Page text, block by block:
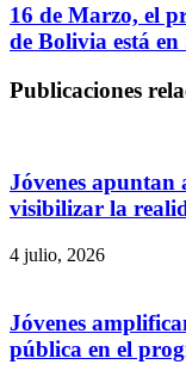
16 de Marzo, el
de Bolivia está
Publicaciones
Jóvenes apuntan
visibilizar la
4 julio, 2026
Jóvenes
pública en el